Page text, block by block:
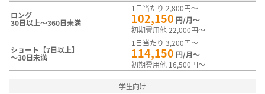
ロング
30日以上～360日未満
1日当たり 2,800円～
102,150 円/月～
初期費用他 22,000円～
ショート【7日以上】
～30日未満
1日当たり 3,200円～
114,150 円/月～
初期費用他 16,500円～
学生向け